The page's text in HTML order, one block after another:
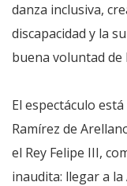
danza inclusiva,
discapacidad y la
buena voluntad de
El espectáculo
Ramírez de
el Rey Felipe III,
inaudita: llegar a